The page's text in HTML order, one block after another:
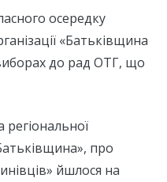
осередку
«Батьківщина
до рад ОТГ, що
про
йшлося на